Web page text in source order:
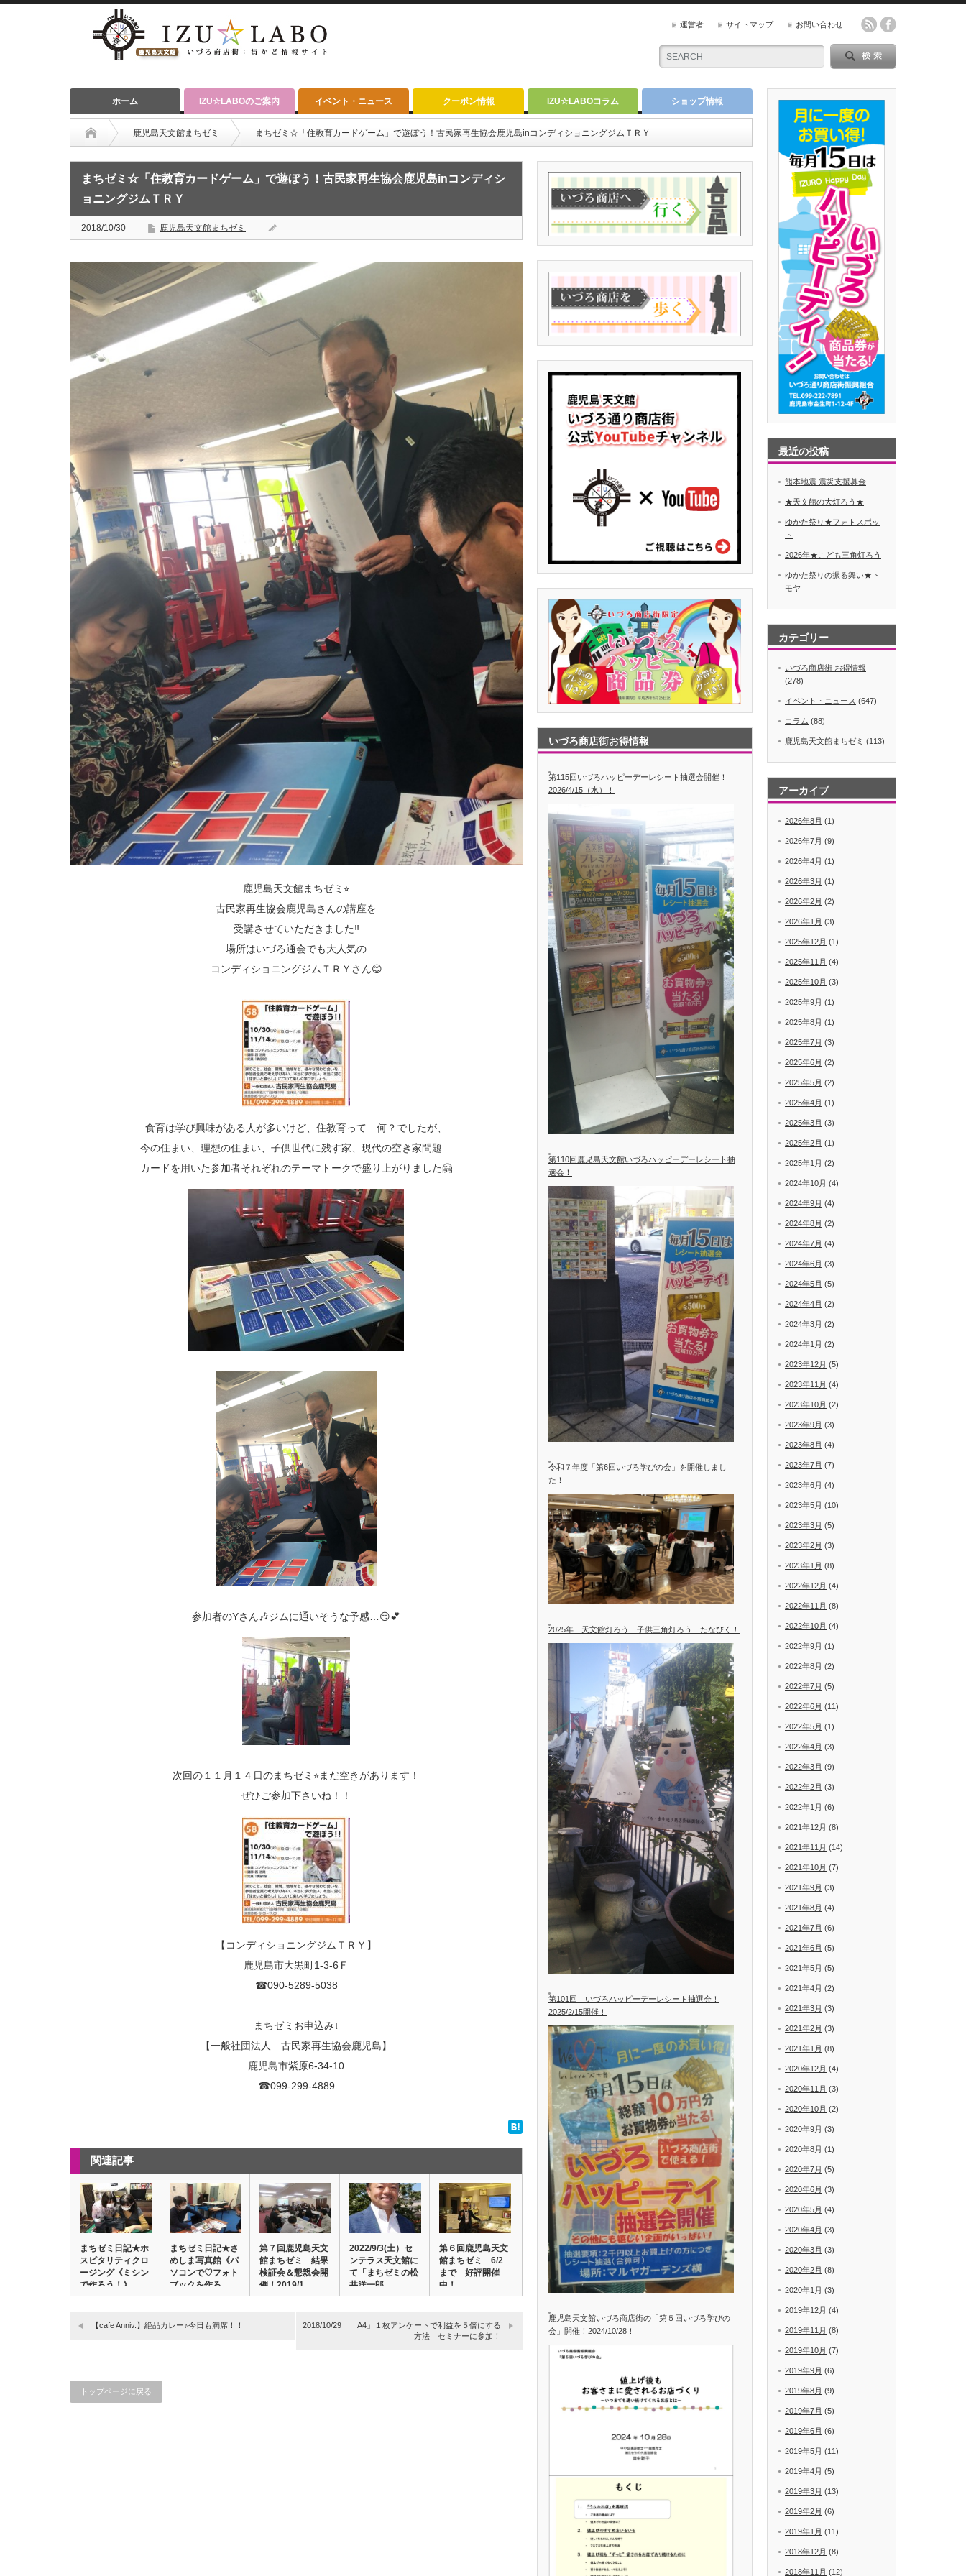
運営者 サイトマップ お問い合わせ
ホーム IZU☆LABOのご案内 イベント・ニュース クーポン情報 IZU☆LABOコラム ショップ情報
鹿児島天文館まちゼミ まちゼミ☆「住教育カードゲーム」で遊ぼう！古民家再生協会鹿児島inコンディショニングジムＴＲＹ
まちゼミ☆「住教育カードゲーム」で遊ぼう！古民家再生協会鹿児島inコンディシ
ョニングジムＴＲＹ
2018/10/30 鹿児島天文館まちゼミ
鹿児島天文館まちゼミ⭐︎
古民家再生協会鹿児島さんの講座を
受講させていただきました‼️
場所はいづろ通会でも大人気の
コンディショニングジムＴＲＹさん😊
食育は学び興味がある人が多いけど、住教育って…何？でしたが、
今の住まい、理想の住まい、子供世代に残す家、現代の空き家問題…
カードを用いた参加者それぞれのテーマトークで盛り上がりました🤗
参加者のYさん🎶ジムに通いそうな予感…😏💕
次回の１１月１４日のまちゼミ⭐︎まだ空きがあります！
ぜひご参加下さいね！！
【コンディショニングジムＴＲＹ】
鹿児島市大黒町1-3-6Ｆ
☎090-5289-5038
まちゼミお申込み↓
【一般社団法人 古民家再生協会鹿児島】
鹿児島市紫原6-34-10
☎099-299-4889
関連記事
まちゼミ日記★ホ
スピタリティクロ
ージング《ミシン
で作ろう！》
まちゼミ日記★さ
めしま写真館《パ
ソコンで♡フォト
ブックを作ろ
う！…
第７回鹿児島天文
館まちゼミ 結果
検証会＆懇親会開
催！2019/1…
2022/9/3(土）セ
ンテラス天文館に
て「まちゼミの松
井洋一郎…
第６回鹿児島天文
館まちゼミ 6/2
まで 好評開催
中！
【cafe Anniv.】絶品カレー♪今日も満席！！
2018/10/29 「A4」１枚アンケートで利益を５倍にする
方法 セミナーに参加！
トップページに戻る
いづろ商店街お得情報
第115回いづろハッピーデーレシート抽選会開催！
2026/4/15（水）！
第110回鹿児島天文館いづろハッピーデーレシート抽
選会！
令和７年度「第6回いづろ学びの会」を開催しまし
た！
2025年 天文館灯ろう 子供三角灯ろう たなびく！
第101回 いづろハッピーデーレシート抽選会！
2025/2/15開催！
鹿児島天文館いづろ商店街の「第５回いづろ学びの
会」開催！2024/10/28！
最近の投稿
熊本地震 震災支援募金
★天文館の大灯ろう★
ゆかた祭り★フォトスポッ
ト
2026年★こども三角灯ろう
ゆかた祭りの振る舞い★ト
モヤ
カテゴリー
いづろ商店街 お得情報
(278)
イベント・ニュース (647)
コラム (88)
鹿児島天文館まちゼミ (113)
アーカイブ
2026年8月 (1)
2026年7月 (9)
2026年4月 (1)
2026年3月 (1)
2026年2月 (2)
2026年1月 (3)
2025年12月 (1)
2025年11月 (4)
2025年10月 (3)
2025年9月 (1)
2025年8月 (1)
2025年7月 (3)
2025年6月 (2)
2025年5月 (2)
2025年4月 (1)
2025年3月 (3)
2025年2月 (1)
2025年1月 (2)
2024年10月 (4)
2024年9月 (4)
2024年8月 (2)
2024年7月 (4)
2024年6月 (3)
2024年5月 (5)
2024年4月 (2)
2024年3月 (2)
2024年1月 (2)
2023年12月 (5)
2023年11月 (4)
2023年10月 (2)
2023年9月 (3)
2023年8月 (4)
2023年7月 (7)
2023年6月 (4)
2023年5月 (10)
2023年3月 (5)
2023年2月 (3)
2023年1月 (8)
2022年12月 (4)
2022年11月 (8)
2022年10月 (4)
2022年9月 (1)
2022年8月 (2)
2022年7月 (5)
2022年6月 (11)
2022年5月 (1)
2022年4月 (3)
2022年3月 (9)
2022年2月 (3)
2022年1月 (6)
2021年12月 (8)
2021年11月 (14)
2021年10月 (7)
2021年9月 (3)
2021年8月 (4)
2021年7月 (6)
2021年6月 (5)
2021年5月 (5)
2021年4月 (2)
2021年3月 (3)
2021年2月 (3)
2021年1月 (8)
2020年12月 (4)
2020年11月 (3)
2020年10月 (2)
2020年9月 (3)
2020年8月 (1)
2020年7月 (5)
2020年6月 (3)
2020年5月 (4)
2020年4月 (3)
2020年3月 (3)
2020年2月 (8)
2020年1月 (3)
2019年12月 (4)
2019年11月 (8)
2019年10月 (7)
2019年9月 (6)
2019年8月 (9)
2019年7月 (5)
2019年6月 (6)
2019年5月 (11)
2019年4月 (5)
2019年3月 (13)
2019年2月 (6)
2019年1月 (11)
2018年12月 (8)
2018年11月 (12)